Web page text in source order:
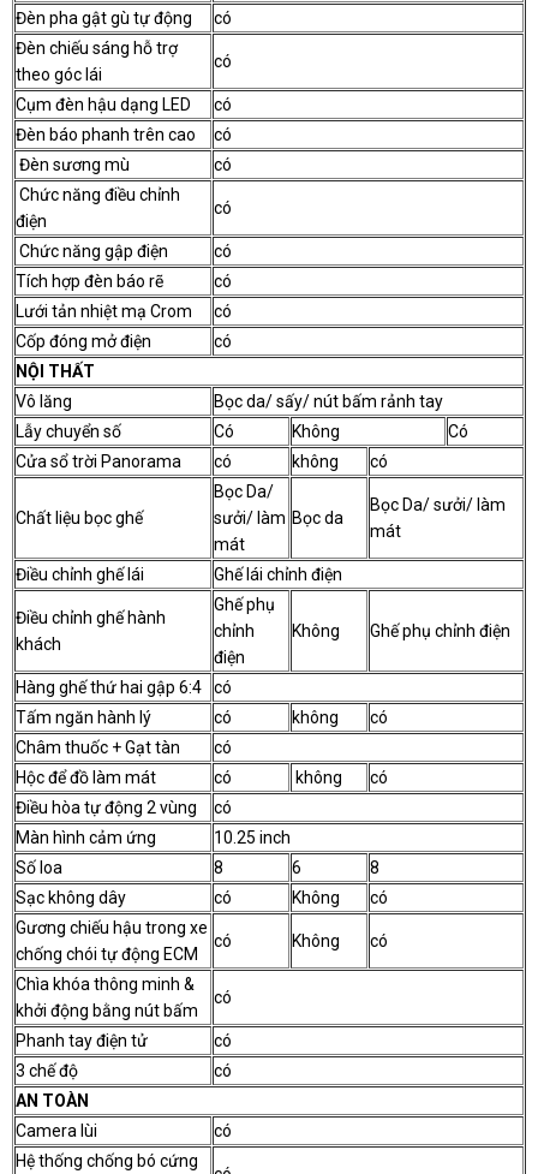
Đèn pha gật gù tự động
có
Đèn chiếu sáng hỗ trợ
theo góc lái
có
Cụm đèn hậu dạng LED
có
Đèn báo phanh trên cao
có
Đèn sương mù
có
Chức năng điều chỉnh
điện
có
Chức năng gập điện
có
Tích hợp đèn báo rẽ
có
Lưới tản nhiệt mạ Crom
có
Cốp đóng mở điện
có
NỘI THẤT
Vô lăng
Bọc da/ sấy/ nút bấm rảnh tay
Lẫy chuyển số
Có Không
Có
Cửa sổ trời Panorama
có không có
Chất liệu bọc ghế
Bọc Da/
sưởi/ làm
mát
Bọc da
Bọc Da/ sưởi/ làm
mát
Điều chỉnh ghế lái Ghế lái chỉnh điện
Điều chỉnh ghế hành
khách
Ghế phụ
chỉnh
điện
Không Ghế phụ chỉnh điện
Hàng ghế thứ hai gập 6:4
có
Tấm ngăn hành lý
có không
có
Châm thuốc + Gạt tàn
có
Hộc để đồ làm mát
có không
có
Điều hòa tự động 2 vùng
có
Màn hình cảm ứng
10.25 inch
Số loa
8 6
8
Sạc không dây
có Không
có
Gương chiếu hậu trong xe
chống chói tự động ECM
có Không có
Chìa khóa thông minh &
khởi động bằng nút bấm
có
Phanh tay điện tử
có
3 chế độ
có
AN TOÀN
Camera lùi
có
Hệ thống chống bó cứng